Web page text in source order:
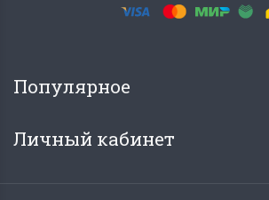
Популярное
Личный кабинет